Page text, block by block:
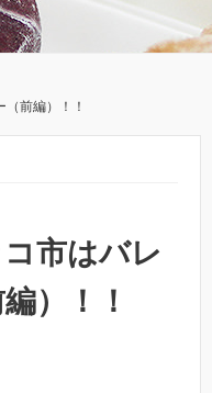
前編）！！
市はバレ
）！！